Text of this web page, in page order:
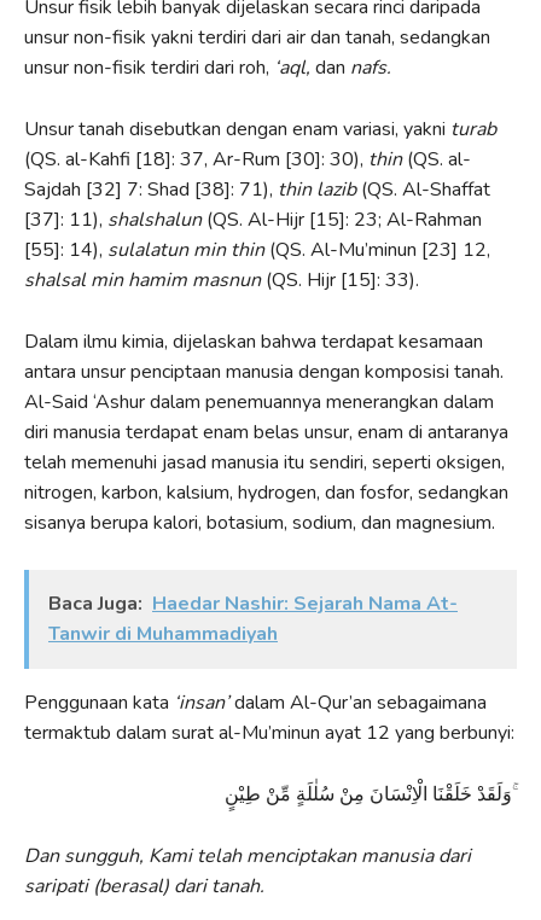
Unsur fisik lebih banyak dijelaskan secara rinci daripada
unsur non-fisik yakni terdiri dari air dan tanah, sedangkan
unsur non-fisik terdiri dari roh, ‘aql, dan nafs.
Unsur tanah disebutkan dengan enam variasi, yakni turab
(QS. al-Kahfi [18]: 37, Ar-Rum [30]: 30), thin(QS. al-
Sajdah [32] 7: Shad [38]: 71), thin lazib(QS. Al-Shaffat
[37]: 11), shalshalun(QS. Al-Hijr [15]: 23; Al-Rahman
[55]: 14), sulalatun min thin(QS. Al-Mu’minun [23] 12,
shalsal min hamim masnun(QS. Hijr [15]: 33).
Dalam ilmu kimia, dijelaskan bahwa terdapat kesamaan
antara unsur penciptaan manusia dengan komposisi tanah.
Al-Said ‘Ashur dalam penemuannya menerangkan dalam
diri manusia terdapat enam belas unsur, enam di antaranya
telah memenuhi jasad manusia itu sendiri, seperti oksigen,
nitrogen, karbon, kalsium, hydrogen, dan fosfor, sedangkan
sisanya berupa kalori, botasium, sodium, dan magnesium.
Baca Juga: Haedar Nashir: Sejarah Nama At-
Tanwir di Muhammadiyah
Penggunaan kata ‘insan’dalam Al-Qur’an sebagaimana
termaktub dalam surat al-Mu’minun ayat 12 yang berbunyi:
وَلَقَدْ خَلَقْنَا الْاِنْسَانَ مِنْ سُلٰلَةٍ مِّنْ طِيْنٍ ۚ
Dan sungguh, Kami telah menciptakan manusia dari
saripati (berasal) dari tanah.